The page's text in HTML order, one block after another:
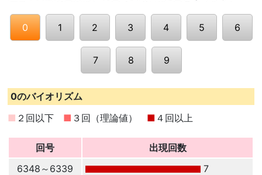
0 1 2 3 4 5 6
7 8 9
0のバイオリズム
■ ２回以下 ■ ３回（理論値） ■ ４回以上
回号
出現回数
6348～6339
7